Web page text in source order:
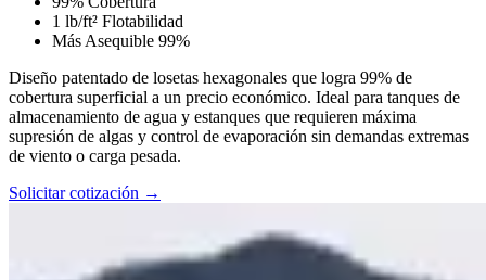
1 lb/ft² Flotabilidad
Más Asequible 99%
Diseño patentado de losetas hexagonales que logra 99% de
cobertura superficial a un precio económico. Ideal para tanques de
almacenamiento de agua y estanques que requieren máxima
supresión de algas y control de evaporación sin demandas extremas
de viento o carga pesada.
Solicitar cotización →